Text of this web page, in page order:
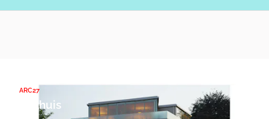
ARC27
Pakhuis